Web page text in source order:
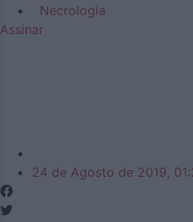
Necrologia
Assinar
24 de Agosto de 2019,